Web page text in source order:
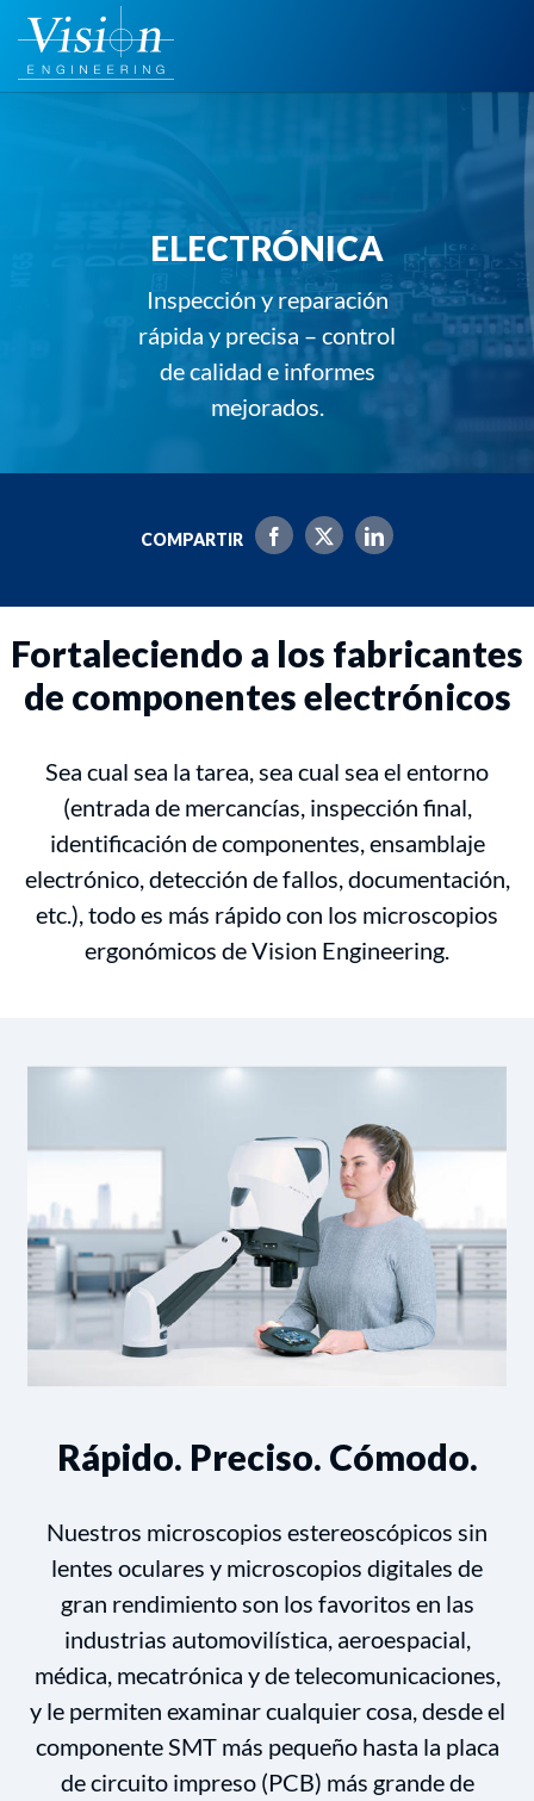
Saltar
contenido
ELECTRÓNICA
Inspección y reparación
rápida y precisa – control
de calidad e informes
mejorados.
COMPARTIR
Fortaleciendo a los fabricantes
de componentes electrónicos
Sea cual sea la tarea, sea cual sea el entorno
(entrada de mercancías, inspección final,
identificación de componentes, ensamblaje
electrónico, detección de fallos, documentación,
etc.), todo es más rápido con los microscopios
ergonómicos de Vision Engineering.
Rápido. Preciso. Cómodo.
Nuestros microscopios estereoscópicos sin
lentes oculares y microscopios digitales de
gran rendimiento son los favoritos en las
industrias automovilística, aeroespacial,
médica, mecatrónica y de telecomunicaciones,
y le permiten examinar cualquier cosa, desde el
componente SMT más pequeño hasta la placa
de circuito impreso (PCB) más grande de